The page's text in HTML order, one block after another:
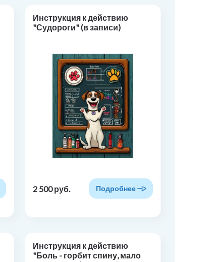
Инструкция к действию
"Судороги" (в записи)
2 500 руб. Подробнее
Инструкция к действию
"Боль - горбит спину, мало